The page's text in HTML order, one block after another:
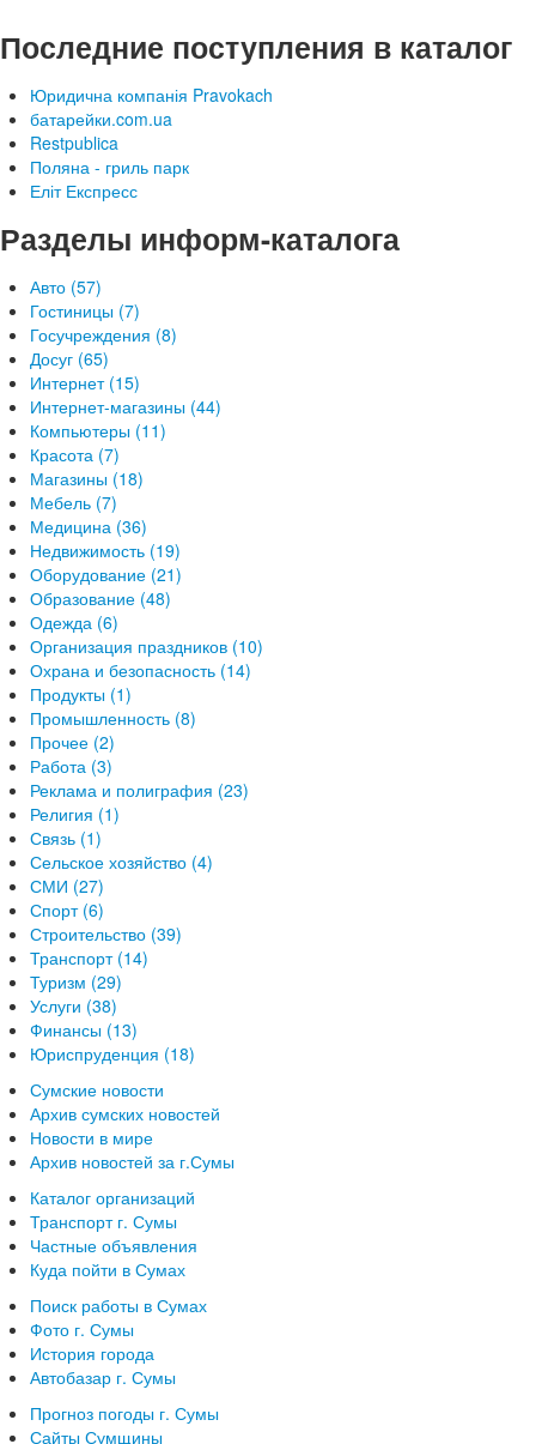
Последние поступления в каталог
Юридична компанія Pravokach
батарейки.com.ua
Restpublica
Поляна - гриль парк
Еліт Експресс
Разделы информ-каталога
Авто (57)
Гостиницы (7)
Госучреждения (8)
Досуг (65)
Интернет (15)
Интернет-магазины (44)
Компьютеры (11)
Красота (7)
Магазины (18)
Мебель (7)
Медицина (36)
Недвижимость (19)
Оборудование (21)
Образование (48)
Одежда (6)
Организация праздников (10)
Охрана и безопасность (14)
Продукты (1)
Промышленность (8)
Прочее (2)
Работа (3)
Реклама и полиграфия (23)
Религия (1)
Связь (1)
Сельское хозяйство (4)
СМИ (27)
Спорт (6)
Строительство (39)
Транспорт (14)
Туризм (29)
Услуги (38)
Финансы (13)
Юриспруденция (18)
Сумские новости
Архив сумских новостей
Новости в мире
Архив новостей за г.Сумы
Каталог организаций
Транспорт г. Сумы
Частные объявления
Куда пойти в Сумах
Поиск работы в Сумах
Фото г. Сумы
История города
Автобазар г. Сумы
Прогноз погоды г. Сумы
Сайты Сумщины